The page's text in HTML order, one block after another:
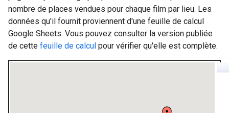
nombre de places vendues pour chaque film par lieu. Les
données qu'il fournit proviennent d'une feuille de calcul
Google Sheets. Vous pouvez consulter la version publiée
de cette feuille de calcul pour vérifier qu'elle est complète.